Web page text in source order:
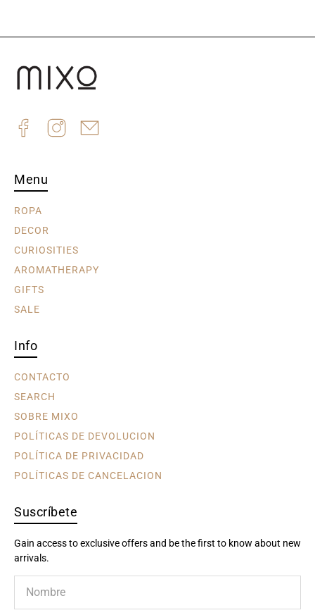
Menu
ROPA
DECOR
CURIOSITIES
AROMATHERAPY
GIFTS
SALE
Info
CONTACTO
SEARCH
SOBRE MIXO
POLÍTICAS DE DEVOLUCION
POLÍTICA DE PRIVACIDAD
POLÍTICAS DE CANCELACION
Suscríbete
Gain access to exclusive offers and be the first to know about new
arrivals.